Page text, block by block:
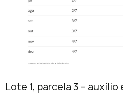
Lote 1, parcela 3 –